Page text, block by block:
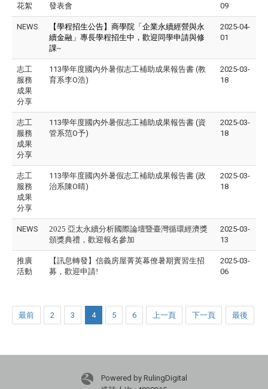
花絮
發表會
09
NEWS
【學程招生公告】商學院「企業永續經營與永
續金融」專長學程招生中，歡迎同學申請與修
課~
2025-04-
01
志工
服務
成果
分享
113學年度國內外暑假志工補助成果報告書 (教
育系李O浩)
2025-03-
18
志工
服務
成果
分享
113學年度國內外暑假志工補助成果報告書 (資
管系范O予)
2025-03-
18
志工
服務
成果
分享
113學年度國內外暑假志工補助成果報告書 (政
治系陳O晴)
2025-03-
18
NEWS
2025 亞太永續分析國際論壇暨​臺灣循環經濟獎
頒獎典禮，歡迎報名參加
2025-03-
13
推廣
活動
【訊息轉發】信義房屋菁英幕僚暑期實習生招
募，歡迎申請!
2025-03-
06
最前 2 3 4 5 6 上一頁 下一頁 最後
Powered by RulingDigital